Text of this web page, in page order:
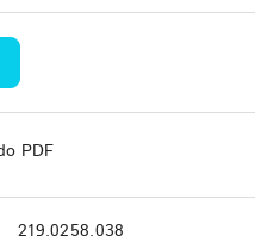
PDF
219.0258.038